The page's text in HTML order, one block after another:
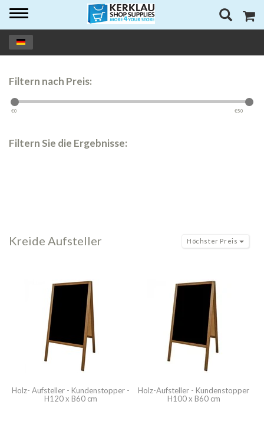
Toggle
Filtern nach Preis:
€0 €50
Filtern Sie die Ergebnisse:
Kreide Aufsteller Höchster Preis
Holz- Aufsteller - Kundenstopper -
H120 x B60 cm
Holz-Aufsteller - Kundenstopper
H100 x B60 cm